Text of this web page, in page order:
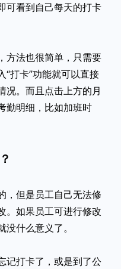
可看到自己每天的打卡
方法也很简单，只需要
“打卡”功能就可以直接
况。而且点击上方的月
勤明细，比如加班时
，但是员工自己无法修
。如果员工可进行修改
什么意义了。
记打卡了，或是到了公